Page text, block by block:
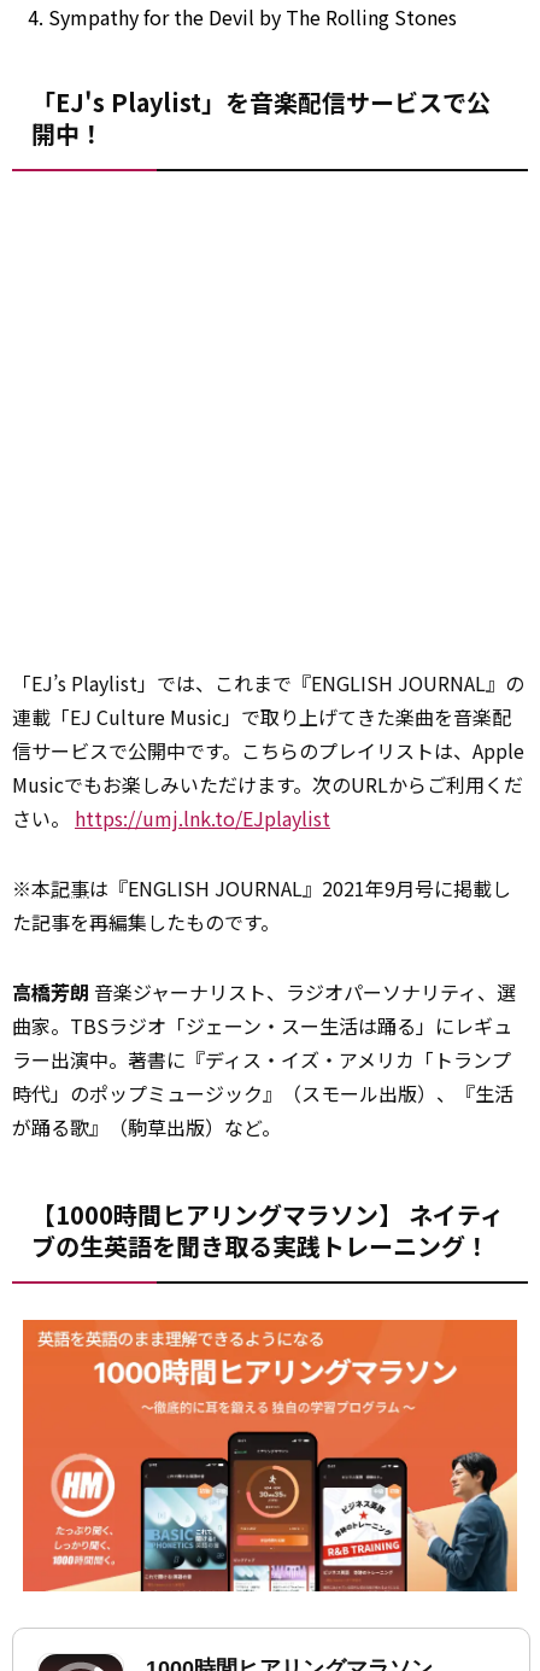
Sympathyforthe Devil by The Rolling Stones
「EJ's Playlist」を音楽配信サービスで公
開中！
「EJ’s Playlist」では、これまで『ENGLISH JOURNAL』の
連載「EJ Culture Music」で取り上げてきた楽曲を音楽配
信サービスで公開中です。こちらのプレイリストは、Apple
Musicでもお楽しみいただけます。次のURLからご利用くだ
さい。 https://umj.lnk.to/EJplaylist
※本記事は『ENGLISH JOURNAL』2021年9月号に掲載し
た記事を再編集したものです。
高橋芳朗 音楽ジャーナリスト、ラジオパーソナリティ、選
曲家。TBSラジオ「ジェーン・スー生活は踊る」にレギュ
ラー出演中。著書に『ディス・イズ・アメリカ「トランプ
時代」のポップミュージック』（スモール出版）、『生活
が踊る歌』（駒草出版）など。
【1000時間ヒアリングマラソン】 ネイティ
ブの生英語を聞き取る実践トレーニング！